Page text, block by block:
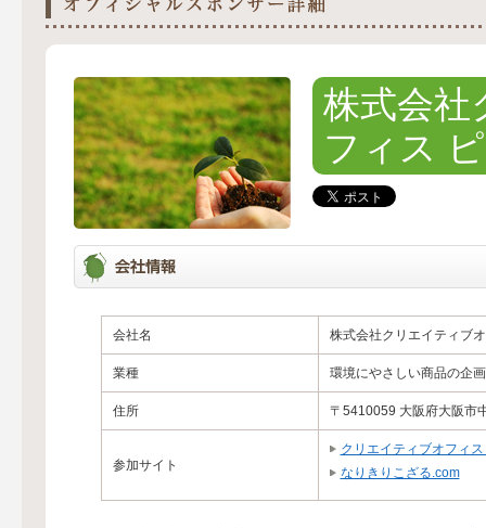
株式会社
フィス
会社名 株式会社クリエイティブ
業種 環境にやさしい商品の企
住所 〒5410059 大阪府大阪市
参加サイト
クリエイティブオフィ
なりきりこざる.com